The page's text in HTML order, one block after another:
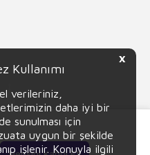
X
Kullanımı
verileriniz,
daha iyi bir
sunulması için
uygun bir şekilde
işlenir. Konuyla ilgili